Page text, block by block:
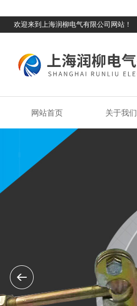
欢迎来到上海润柳电气有限公司网站！
网站首页 关于我们